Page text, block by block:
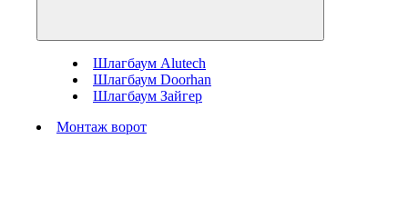
Шлагбаум Alutech
Шлагбаум Doorhan
Шлагбаум Зайгер
Монтаж ворот